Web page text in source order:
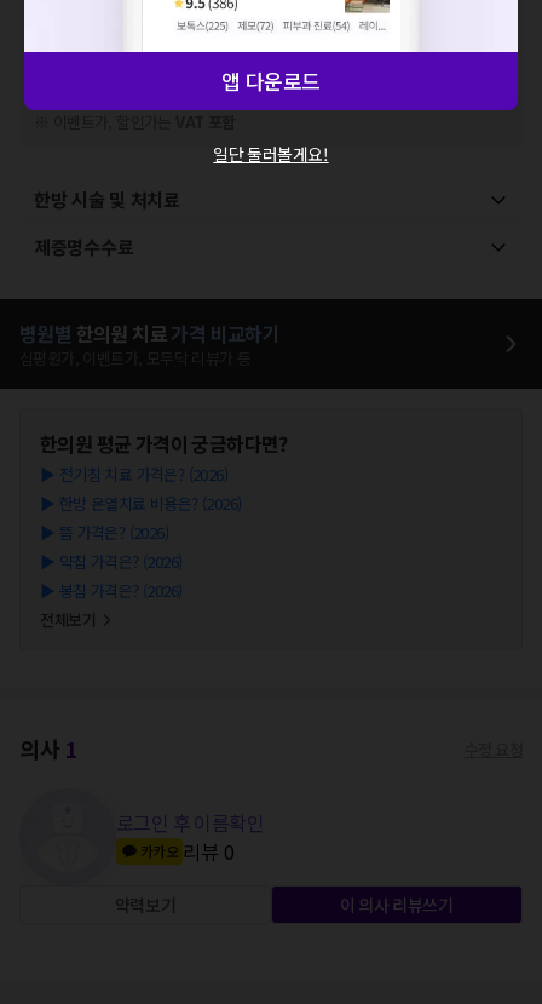
비급여 항목의 경우,추가비용 등으로 실제 가격과 상이할 수 있으니, 정확
한 가격은 해당 의료기관에 직접 문의해주세요.
※급여 항목의 경우,건강보험심사평가원에 고지되어 있는 급여 진료 기준 가
격입니다. (진료와 연관된 복합적인 비용이 추가되어, 병원마다 금액이 다르게
산정될 수 있는 점 참고 바랍니다.)
한방 시술 및 처치료
제증명수수료
병원별 한의원 치료가격 비교하기
한의원 평균 가격이 궁금하다면?
▶ 전기침 치료 가격은? (2026)
▶ 한방 온열치료 비용은? (2026)
▶ 뜸 가격은? (2026)
▶ 약침 가격은? (2026)
▶ 봉침 가격은? (2026)
전체보기
의사 1
로그인 후 이름확인
카카오 리뷰 0
약력보기 이 의사 리뷰쓰기
앱 다운로드
일단 둘러볼게요!